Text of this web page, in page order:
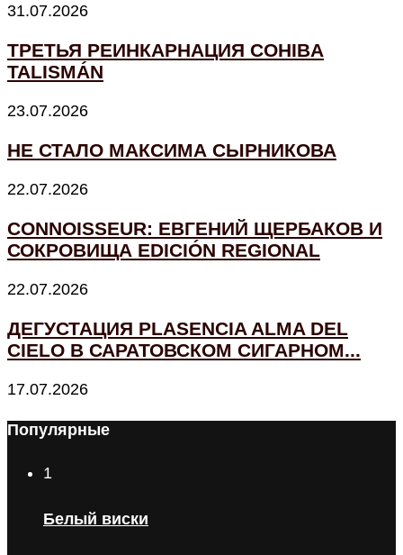
31.07.2026
ТРЕТЬЯ РЕИНКАРНАЦИЯ COHIBA
TALISMÁN
23.07.2026
НЕ СТАЛО МАКСИМА СЫРНИКОВА
22.07.2026
CONNOISSEUR: ЕВГЕНИЙ ЩЕРБАКОВ И
СОКРОВИЩА EDICIÓN REGIONAL
22.07.2026
ДЕГУСТАЦИЯ PLASENCIA ALMA DEL
CIELO В САРАТОВСКОМ СИГАРНОМ...
17.07.2026
Популярные
1
Белый виски